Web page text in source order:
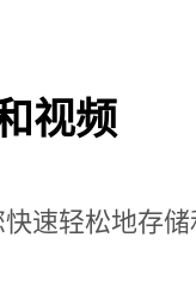
视频
速轻松地存